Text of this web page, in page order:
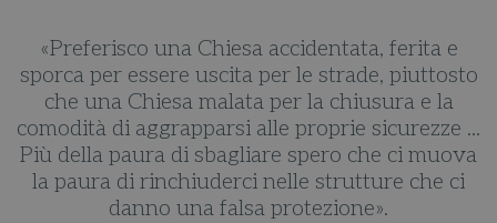
«Preferisco una Chiesa accidentata, ferita e
sporca per essere uscita per le strade, piuttosto
che una Chiesa malata per la chiusura e la
comodità di aggrapparsi alle proprie sicurezze ...
Più della paura di sbagliare spero che ci muova
la paura di rinchiuderci nelle strutture che ci
danno una falsa protezione».